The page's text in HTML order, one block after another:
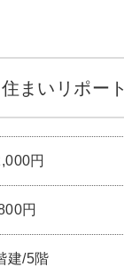
住まいリポート
円
円
建/5階